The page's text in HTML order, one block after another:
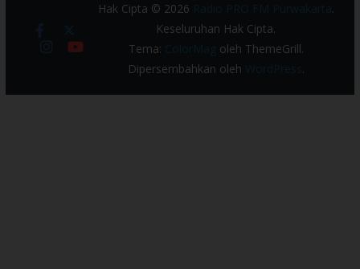
Hak Cipta © 2026 Radio PRO FM Purwakarta.
Keseluruhan Hak Cipta.
Tema: ColorMagoleh ThemeGrill.
Dipersembahkan oleh WordPress .